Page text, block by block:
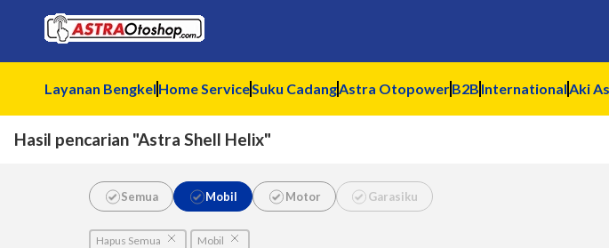
Layanan Bengkel Home ServiceSuku CadangAstra OtopowerB2B InternationalAki
Hasil pencarian "Astra Shell Helix"
Semua Mobil Motor Garasiku
Hapus Semua Mobil